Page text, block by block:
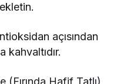
açısından
(Fırında Hafif Tatlı)